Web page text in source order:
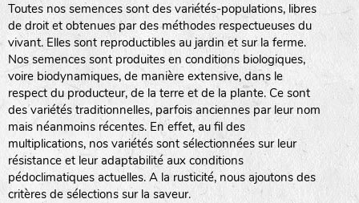
Toutes nos semences sont des variétés-populations, libres
de droit et obtenues par des méthodes respectueuses du
vivant. Elles sont reproductibles au jardin et sur la ferme.
Nos semences sont produites en conditions biologiques,
voire biodynamiques, de manière extensive, dans le
respect du producteur, de la terre et de la plante. Ce sont
des variétés traditionnelles, parfois anciennes par leur nom
mais néanmoins récentes. En effet, au fil des
multiplications, nos variétés sont sélectionnées sur leur
résistance et leur adaptabilité aux conditions
pédoclimatiques actuelles. A la rusticité, nous ajoutons des
critères de sélections sur la saveur.
haies
zone sauvage